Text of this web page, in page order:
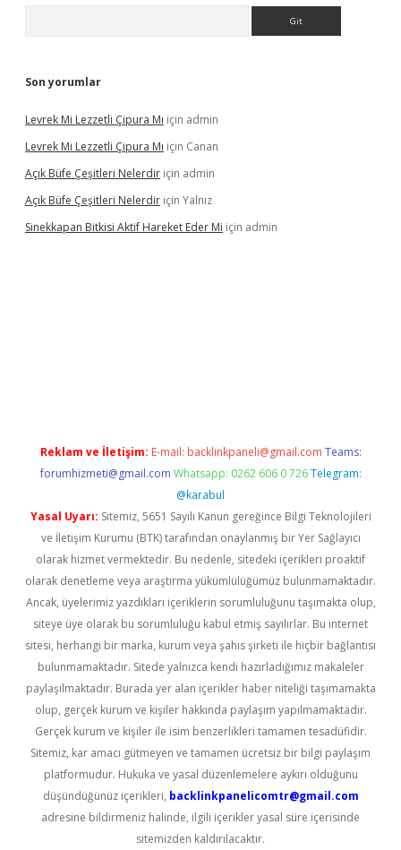
Son yorumlar
Levrek Mi Lezzetli Çipura Mı için admin
Levrek Mi Lezzetli Çipura Mı için Canan
Açık Büfe Çeşitleri Nelerdir için admin
Açık Büfe Çeşitleri Nelerdir için Yalnız
Sinekkapan Bitkisi Aktif Hareket Eder Mi için admin
Reklam ve İletişim: E-mail: backlinkpaneli@gmail.com Teams:
forumhizmeti@gmail.com Whatsapp: 0262 606 0 726 Telegram:
@karabul
Yasal Uyarı: Sitemiz, 5651 Sayılı Kanun gereğince Bilgi Teknolojileri
ve İletişim Kurumu (BTK) tarafından onaylanmış bir Yer Sağlayıcı
olarak hizmet vermektedir. Bu nedenle, sitedeki içerikleri proaktif
olarak denetleme veya araştırma yükümlülüğümüz bulunmamaktadır.
Ancak, üyelerimiz yazdıkları içeriklerin sorumluluğunu taşımakta olup,
siteye üye olarak bu sorumluluğu kabul etmiş sayılırlar. Bu internet
sitesi, herhangi bir marka, kurum veya şahıs şirketi ile hiçbir bağlantısı
bulunmamaktadır. Sitede yalnızca kendi hazırladığımız makaleler
paylaşılmaktadır. Burada yer alan içerikler haber niteliği taşımamakta
olup, gerçek kurum ve kişiler hakkında paylaşım yapılmamaktadır.
Gerçek kurum ve kişiler ile isim benzerlikleri tamamen tesadüfidir.
Sitemiz, kar amacı gütmeyen ve tamamen ücretsiz bir bilgi paylaşım
platformudur. Hukuka ve yasal düzenlemelere aykırı olduğunu
düşündüğünüz içerikleri, backlinkpanelicomtr@gmail.com
adresine bildirmeniz halinde, ilgili içerikler yasal süre içerisinde
sitemizden kaldırılacaktır.